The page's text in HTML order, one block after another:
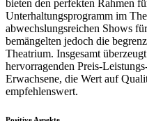
bieten den perfekten Rahmen
Unterhaltungsprogramm im
abwechslungsreichen Shows
bemängelten jedoch die
Theatrium. Insgesamt
hervorragenden Preis-
Erwachsene, die Wert auf
empfehlenswert.